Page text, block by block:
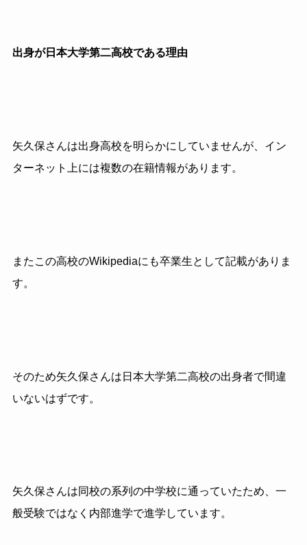
出身が日本大学第二高校である理由
矢久保さんは出身高校を明らかにしていませんが、イン
ターネット上には複数の在籍情報があります。
またこの高校のWikipediaにも卒業生として記載がありま
す。
そのため矢久保さんは日本大学第二高校の出身者で間違
いないはずです。
矢久保さんは同校の系列の中学校に通っていたため、一
般受験ではなく内部進学で進学しています。